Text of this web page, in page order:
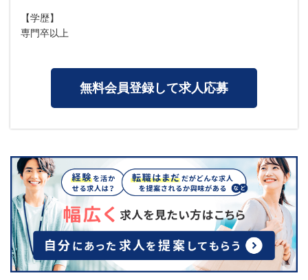
【学歴】
専門卒以上
無料会員登録して求人応募